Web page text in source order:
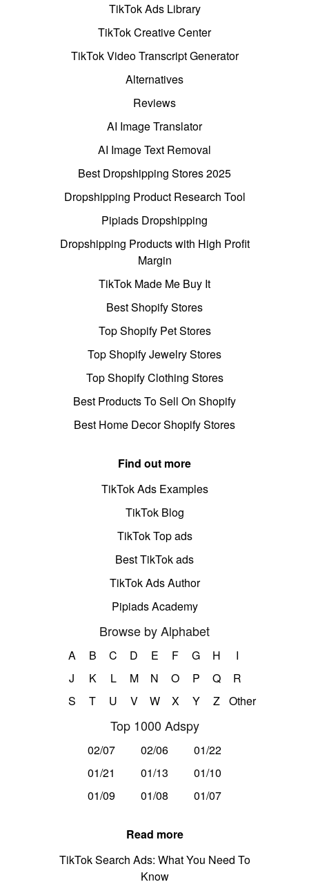
TikTok Ads Library
TikTok Creative Center
TikTok Video Transcript Generator
Alternatives
Reviews
AI Image Translator
AI Image Text Removal
Best Dropshipping Stores 2025
Dropshipping Product Research Tool
Pipiads Dropshipping
Dropshipping Products with High Profit
Margin
TikTok Made Me Buy It
Best Shopify Stores
Top Shopify Pet Stores
Top Shopify Jewelry Stores
Top Shopify Clothing Stores
Best Products To Sell On Shopify
Best Home Decor Shopify Stores
Find out more
TikTok Ads Examples
TikTok Blog
TikTok Top ads
Best TikTok ads
TikTok Ads Author
Pipiads Academy
Browse by Alphabet
A B C D E F G H
I
J
K L M N O P Q
R
S
T U V W X Y Z Other
Top 1000 Adspy
02/07 02/06
01/22
01/21
01/13
01/10
01/09
01/08 01/07
Read more
TikTok Search Ads: What You Need To
Know